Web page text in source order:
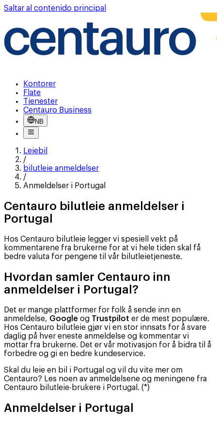
Saltar al contenido principal
Kontorer
Flate
Tjenester
Centauro Business
NB
Leiebil
/
bilutleie anmeldelser
/
Anmeldelser i Portugal
Centauro bilutleie anmeldelser i
Portugal
Hos Centauro bilutleie legger vi spesiell vekt på
kommentarene fra brukerne for at vi hele tiden skal få
bedre valuta for pengene til vår bilutleietjeneste.
Hvordan samler Centauro inn
anmeldelser i Portugal?
Det er mange plattformer for folk å sende inn en
anmeldelse, Google og Trustpilot er de mest populære.
Hos Centauro bilutleie gjør vi en stor innsats for å svare
daglig på hver eneste anmeldelse og kommentar vi
mottar fra brukerne. Det er vår motivasjon for å bidra til å
forbedre og gi en bedre kundeservice.
Skal du leie en bil i Portugal og vil du vite mer om
Centauro? Les noen av anmeldelsene og meningene fra
Centauro bilutleie-brukere i Portugal. (*)
Anmeldelser i Portugal